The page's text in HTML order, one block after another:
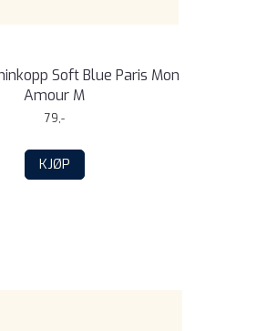
Soft Blue Paris Mon
Amour M
79,-
KJØP